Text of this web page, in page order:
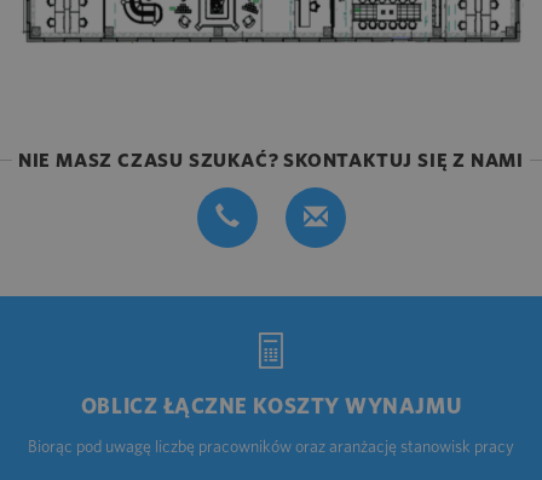
NIE MASZ CZASU SZUKAĆ? SKONTAKTUJ SIĘ Z NAMI
OBLICZ ŁĄCZNE KOSZTY WYNAJMU
Biorąc pod uwagę liczbę pracowników oraz aranżację stanowisk pracy